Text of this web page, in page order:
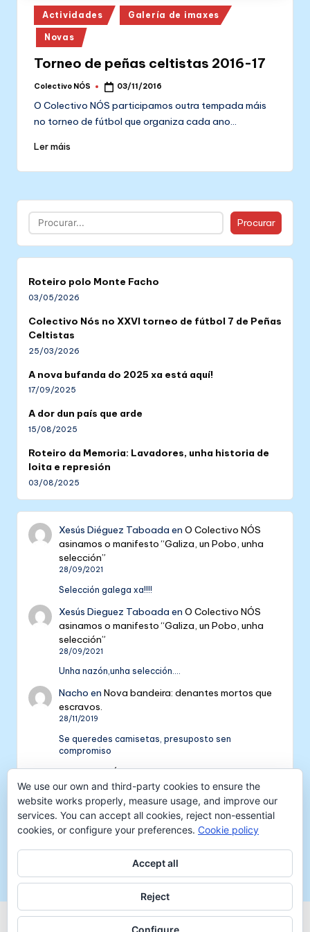
Posted
in
Actividades Galería de imaxes
Novas
Torneo de peñas celtistas 2016-17
Posted
Colectivo NÓS 03/11/2016
O Colectivo NÓS participamos outra tempada máis
no torneo de fútbol que organiza cada ano…
Ler máis
Buscar Procurar
Roteiro polo Monte Facho
03/05/2026
Colectivo Nós no XXVI torneo de fútbol 7 de Peñas
Celtistas
25/03/2026
A nova bufanda do 2025 xa está aquí!
17/09/2025
A dor dun país que arde
15/08/2025
Roteiro da Memoria: Lavadores, unha historia de
loita e represión
03/08/2025
Xesús Diéguez Taboada enO Colectivo NÓS
asinamos o manifesto “Galiza, un Pobo, unha
selección”
28/09/2021
Selección galega xa!!!!
Xesús Dieguez Taboada enO Colectivo NÓS
asinamos o manifesto “Galiza, un Pobo, unha
selección”
28/09/2021
Unha nazón,unha selección....
Nacho enNova bandeira: denantes mortos que
escravos.
28/11/2019
Se queredes camisetas, presuposto sen
compromiso
Colectivo NÓS: 5 anos de galeguismo e celtismo
| Colectivo NósenV Aniversario do Colectivo
NÓS
16/09/2018
[…] mil tempadas máis. E por iso convidámosvos a
Colectivo NÓS
We use our own and third-party cookies to ensure the
website works properly, measure usage, and improve our
services. You can accept all cookies, reject non-essential
cookies, or configure your preferences. Cookie policy
Accept all
Reject
Configure